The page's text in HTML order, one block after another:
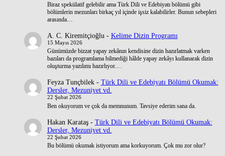
Biraz spekülatif gelebilir ama Türk Dili ve Edebiyatı bölümü gibi
bölümlerin mezunları birkaç yıl içinde işsiz kalabilirler. Bunun sebepleri
arasında…
A. C. Kiremitçioğlu - Kelime Dizin Programı
15 Mayıs 2026
Günümüzde bizzat yapay zekânın kendisine dizin hazırlatmak varken
bazıları da programlama bilmediği hâlde yapay zekâyı kullanarak dizin
oluşturma yazılımı hazırlıyor.…
Feyza Tunçbilek- Türk Dili ve Edebiyatı Bölümü Okumak:
Dersler, Mezuniyet vd.
22 Şubat 2026
Ben okuyorum ve çok da memnunum. Tavsiye ederim sana da.
Hakan Karataş- Türk Dili ve Edebiyatı Bölümü Okumak:
Dersler, Mezuniyet vd.
22 Şubat 2026
Bu bölümü okumak istiyorum ama korkuyorum. Çok mu zor olur?